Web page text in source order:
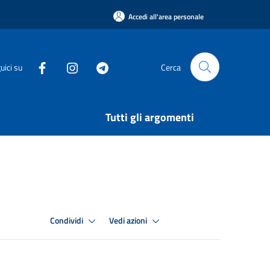
Accedi all'area personale
su Cerca
Tutti gli argomenti
Condividi Vedi azioni